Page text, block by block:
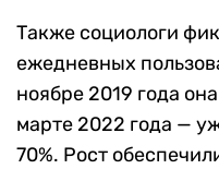
Также социологи
ежедневных
ноябре 2019 года
марте 2022 года —
70%. Рост